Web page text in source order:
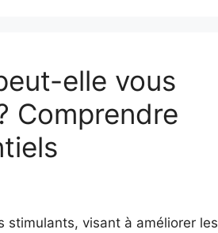
elle vous
Comprendre
stimulants, visant à améliorer les